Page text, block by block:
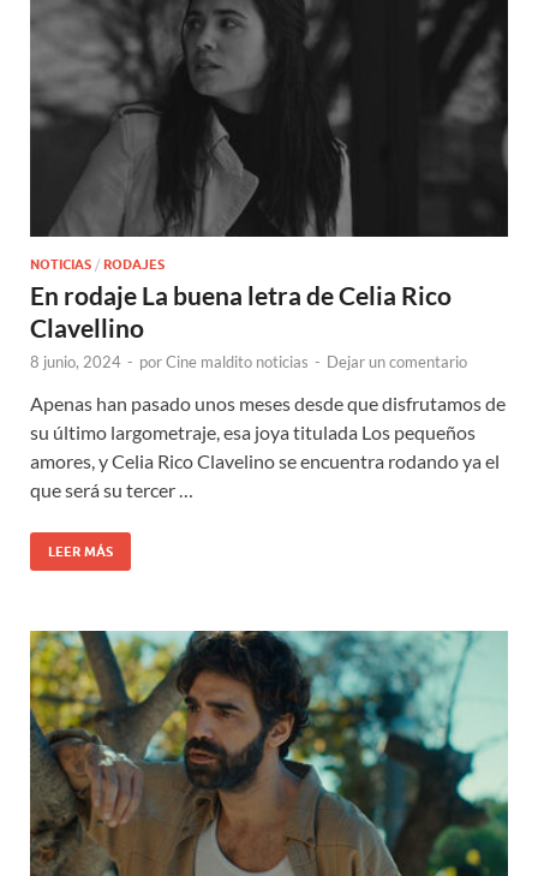
NOTICIAS / RODAJES
En rodaje La buena letra de Celia Rico
Clavellino
8 junio, 2024 - porCine maldito noticias - Dejar un comentario
Apenas han pasado unos meses desde que disfrutamos de
su último largometraje, esa joya titulada Los pequeños
amores, y Celia Rico Clavelino se encuentra rodando ya el
que será su tercer …
LEER MÁS